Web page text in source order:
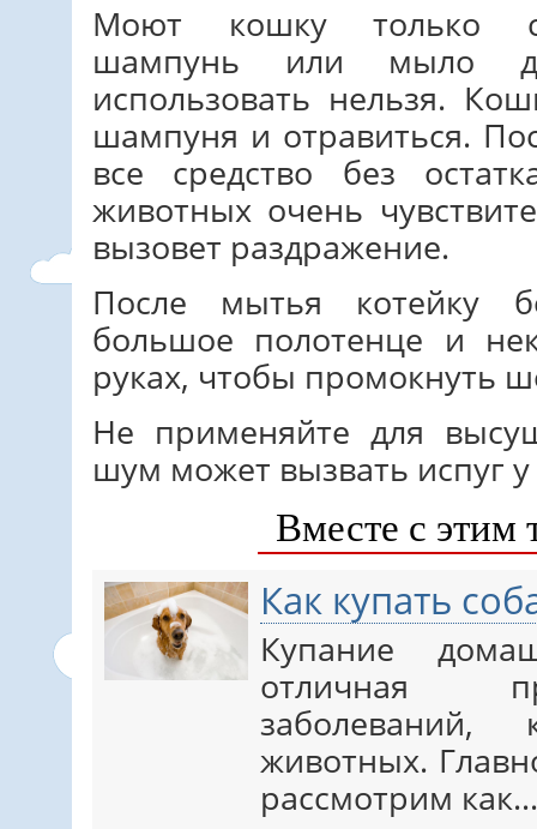
Моют кошку только
шампунь или мыло
использовать нельзя.
шампуня и отравиться.
все средство без
животных очень
вызовет раздражение.
После мытья котейку
большое полотенце и
руках, чтобы промокнуть
Не применяйте для
шум может вызвать испуг
Вместе с этим
Как купать
Купание
отличная
животных.
рассмотрим как…